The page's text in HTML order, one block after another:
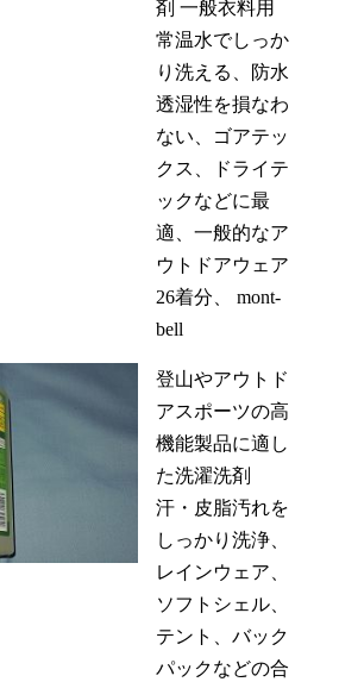
剤 一般衣料用
常温水でしっか
り洗える、防水
透湿性を損なわ
ない、ゴアテッ
クス、ドライテ
ックなどに最
適、一般的なア
ウトドアウェア
26着分、 mont-
bell
登山やアウトド
アスポーツの高
機能製品に適し
た洗濯洗剤
汗・皮脂汚れを
しっかり洗浄、
レインウェア、
ソフトシェル、
テント、バック
パックなどの合